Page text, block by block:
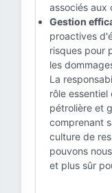
associés aux
Gestion
proactives
risques pour
les
La
rôle
pétrolière et
comprenant
culture de
pouvons
et plus sûr